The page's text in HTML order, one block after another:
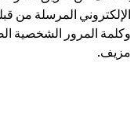
الإلكتروني المرسلة من
وكلمة المرور الشخصية
مزيف.